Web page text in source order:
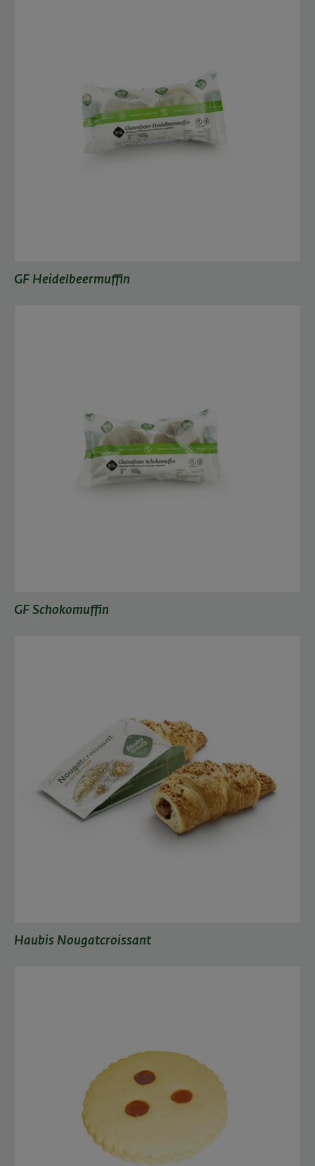
GF Heidelbeermuffin
GF Schokomuffin
Haubis Nougatcroissant